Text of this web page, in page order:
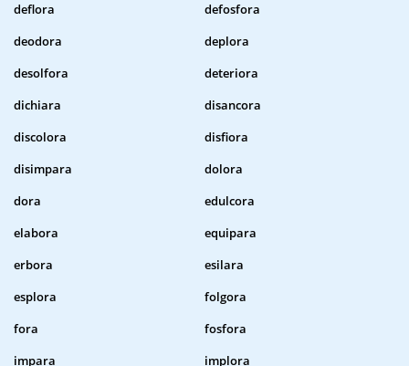
deflora
defosfora
deodora
deplora
desolfora
deteriora
dichiara
disancora
discolora
disfiora
disimpara
dolora
dora
edulcora
elabora
equipara
erbora
esilara
esplora
folgora
fora
fosfora
impara
implora